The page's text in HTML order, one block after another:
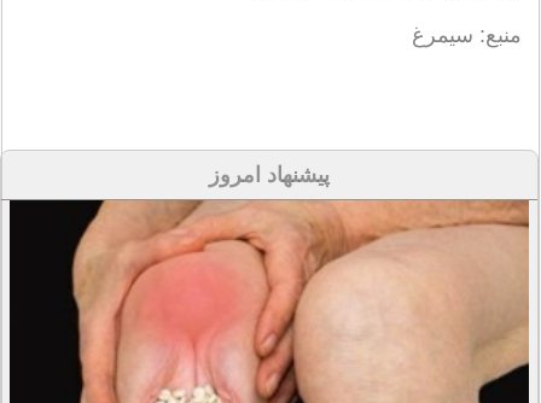
منبع: سیمرغ
پیشنهاد امروز